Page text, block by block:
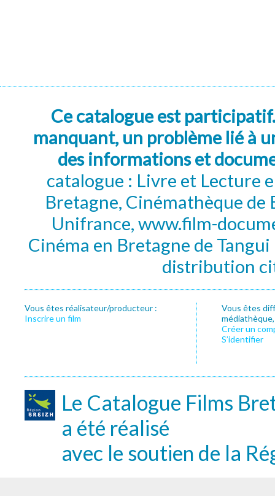
Ce catalogue est
manquant, un problème lié à
des informations et
catalogue : Livre et Lecture
Bretagne, Cinémathèque de
Unifrance, www.film-
Cinéma en Bretagne de
distribution
Vous êtes réalisateur/producteur :
Inscrire un film
Vous êtes
Créer un
S’identifier
Le Catalogue Films
a été réalisé
avec le soutien de la